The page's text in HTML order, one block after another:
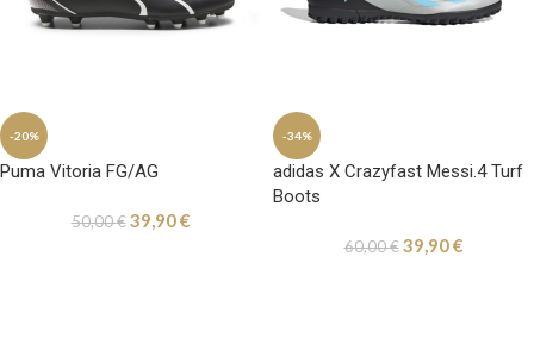
-20%
Puma Vitoria FG/AG
50,00€ 39,90€
-34%
adidas X Crazyfast Messi.4 Turf
Boots
60,00€ 39,90€